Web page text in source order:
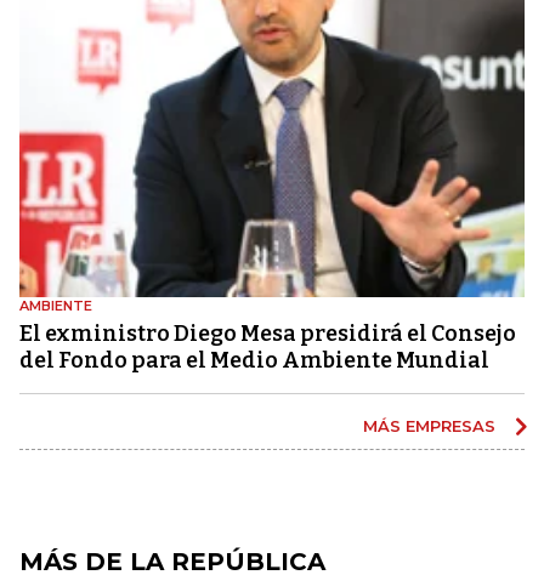
AMBIENTE
El exministro Diego Mesa presidirá el Consejo
del Fondo para el Medio Ambiente Mundial
MÁS EMPRESAS
MÁS DE LA REPÚBLICA